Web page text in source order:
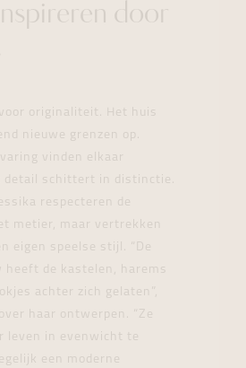
door
originaliteit. Het huis
nieuwe grenzen op.
vinden elkaar
detail schittert in distinctie.
respecteren de
metier, maar vertrekken
eigen speelse stijl. “De
heeft de kastelen, harems
achter zich gelaten”,
haar ontwerpen. “Ze
leven in evenwicht te
een moderne